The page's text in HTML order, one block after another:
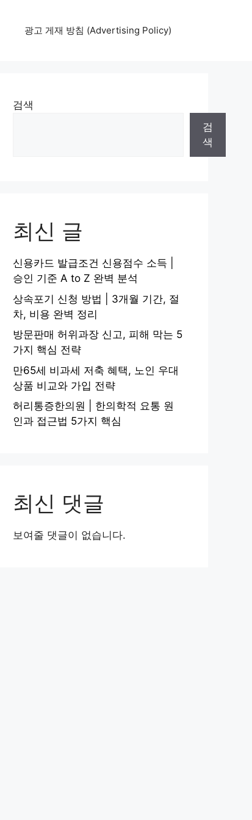
광고 게재 방침 (Advertising Policy)
검색
검
색
최신 글
신용카드 발급조건 신용점수 소득 |
승인 기준 A to Z 완벽 분석
상속포기 신청 방법 | 3개월 기간, 절
차, 비용 완벽 정리
방문판매 허위과장 신고, 피해 막는 5
가지 핵심 전략
만65세 비과세 저축 혜택, 노인 우대
상품 비교와 가입 전략
허리통증한의원 | 한의학적 요통 원
인과 접근법 5가지 핵심
최신 댓글
보여줄 댓글이 없습니다.